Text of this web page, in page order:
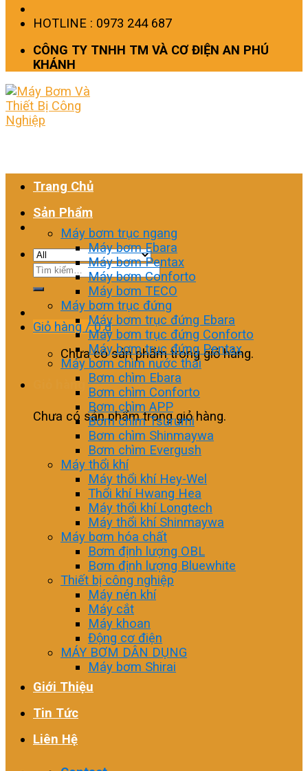
HOTLINE : 0973 244 687
CÔNG TY TNHH TM VÀ CƠ ĐIỆN AN PHÚ
KHÁNH
Tìm
Giỏ hàng /0₫
Chưa có sản phẩm trong giỏ hàng.
Giỏ hàng
Chưa có sản phẩm trong giỏ hàng.
Trang Chủ
Sản Phẩm
Máy bơm trục ngang
Máy bơm Ebara
Máy bơm Pentax
Máy bơm Conforto
Máy bơm TECO
Máy bơm trục đứng
Máy bơm trục đứng Ebara
Máy bơm trục đứng Conforto
Máy bơm trục đứng Pentax
Máy bơm chìm nước thải
Bơm chìm Ebara
Bơm chìm Conforto
Bơm chìm APP
Bơm chìm Tsurumi
Bơm chìm Shinmaywa
Bơm chìm Evergush
Máy thổi khí
Máy thổi khí Hey-Wel
Thổi khí Hwang Hea
Máy thổi khí Longtech
Máy thổi khí Shinmaywa
Máy bơm hóa chất
Bơm định lượng OBL
Bơm định lượng Bluewhite
Thiết bị công nghiệp
Máy nén khí
Máy cắt
Máy khoan
Động cơ điện
MÁY BƠM DÂN DỤNG
Máy bơm Shirai
Giới Thiệu
Tin Tức
Liên Hệ